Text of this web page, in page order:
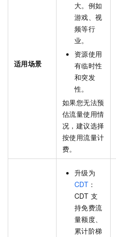
适用场景
大。例如
游戏、视
频等行
业。
资源使用
有临时性
和突发
性。
如果您无法预
估流量使用情
况，建议选择
按使用流量计
费。
升级为
CDT ：
CDT 支
持免费流
量额度、
累计阶梯